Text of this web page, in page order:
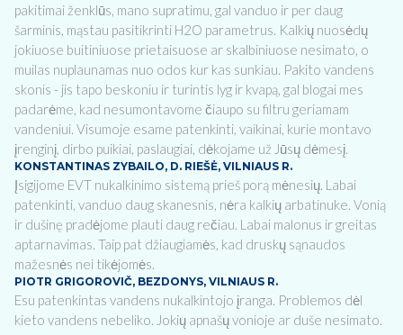
pakitimai ženklūs, mano supratimu, gal vanduo ir per daug
šarminis, mąstau pasitikrinti H2O parametrus. Kalkių nuosėdų
jokiuose buitiniuose prietaisuose ar skalbiniuose nesimato, o
muilas nuplaunamas nuo odos kur kas sunkiau. Pakito vandens
skonis - jis tapo beskoniu ir turintis lyg ir kvapą, gal blogai mes
padarėme, kad nesumontavome čiaupo su filtru geriamam
vandeniui. Visumoje esame patenkinti, vaikinai, kurie montavo
įrenginį, dirbo puikiai, paslaugiai, dėkojame už Jūsų dėmesį.
KONSTANTINAS ZYBAILO, D. RIEŠĖ, VILNIAUS R.
Įsigijome EVT nukalkinimo sistemą prieš porą mėnesių. Labai
patenkinti, vanduo daug skanesnis, nėra kalkių arbatinuke. Vonią
ir dušinę pradėjome plauti daug rečiau. Labai malonus ir greitas
aptarnavimas. Taip pat džiaugiamės, kad druskų sąnaudos
mažesnės nei tikėjomės.
PIOTR GRIGOROVIČ, BEZDONYS, VILNIAUS R.
Esu patenkintas vandens nukalkintojo įranga. Problemos dėl
kieto vandens nebeliko. Jokių apnašų vonioje ar duše nesimato.